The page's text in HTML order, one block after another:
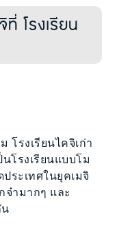
โรงเรียน
โรงเรียนไคจิเก่า
โรงเรียนแบบโม
ระเทศในยุคเมจิ
จ๋ามากๆ และ
น